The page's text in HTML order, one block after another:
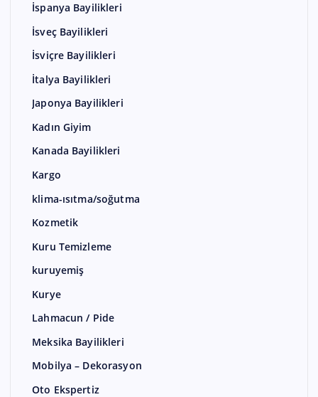
İspanya Bayilikleri
İsveç Bayilikleri
İsviçre Bayilikleri
İtalya Bayilikleri
Japonya Bayilikleri
Kadın Giyim
Kanada Bayilikleri
Kargo
klima-ısıtma/soğutma
Kozmetik
Kuru Temizleme
kuruyemiş
Kurye
Lahmacun / Pide
Meksika Bayilikleri
Mobilya – Dekorasyon
Oto Ekspertiz